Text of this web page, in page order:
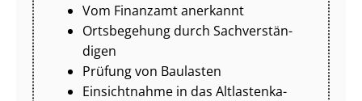
Vom Finanzamt anerkannt
Ortsbegehung durch Sach­ver­stän­
di­gen
Prüfung von Baulasten
Einsichtnahme in das Alt­las­ten­ka­